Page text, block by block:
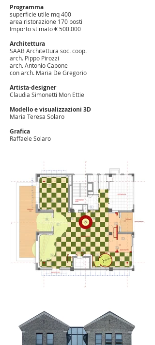
Programma
superficie utile mq 400
area ristorazione 170 posti
Importo stimato € 500.000
Architettura
SAAB Architettura soc. coop.
arch. Pippo Pirozzi
arch. Antonio Capone
con arch. Maria De Gregorio
Artista-designer
Claudia Simonetti Mon Ettie
Modello e visualizzazioni 3D
Maria Teresa Solaro
Grafica
Raffaele Solaro